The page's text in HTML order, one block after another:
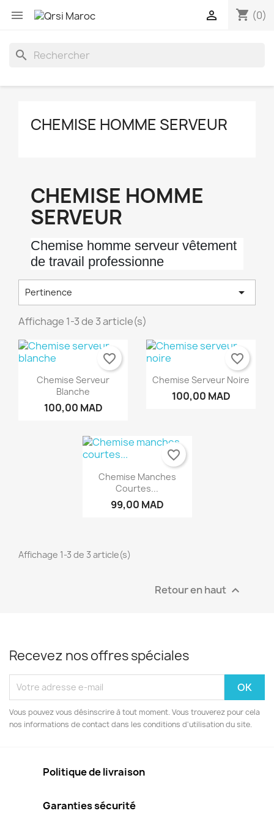
Ajouter à ma liste d'envies
Créer une liste d'envies
Nom de la liste d'envies
Créer une liste d'envies
((modalTitle))
((confirmMessage))
Connexion
Vous devez être connecté pour ajouter des produits
 shopping_cart (0)

search
CHEMISE HOMME SERVEUR
CHEMISE HOMME
SERVEUR
Chemise homme serveur vêtement
de travail professionne
Pertinence 
Affichage 1-3 de 3 article(s)
Chemise Serveur
Blanche
100,00 MAD
favorite_border
Chemise Serveur Noire
100,00 MAD
favorite_border
Chemise Manches
Courtes...
99,00 MAD
favorite_border
Affichage 1-3 de 3 article(s)
Retour en haut 
Recevez nos offres spéciales
Vous pouvez vous désinscrire à tout moment. Vous trouverez pour cela
nos informations de contact dans les conditions d'utilisation du site.
Politique de livraison
Garanties sécurité